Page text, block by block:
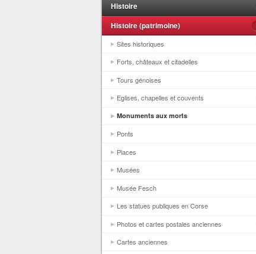
Histoire
Histoire (patrimoine)
Sites historiques
Forts, châteaux et citadelles
Tours génoises
Eglises, chapelles et couvents
Monuments aux morts
Ponts
Places
Musées
Musée Fesch
Les statues publiques en Corse
Photos et cartes postales anciennes
Cartes anciennes